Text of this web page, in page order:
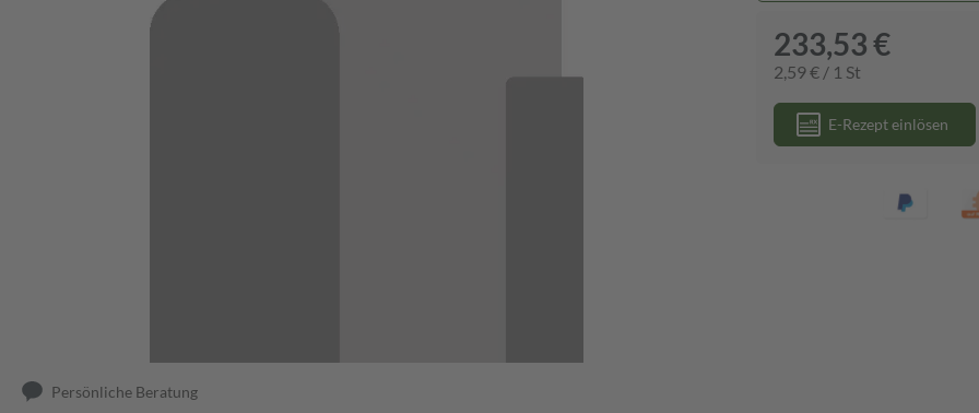
Persönliche Beratung
233,53 €
2,59 € / 1 St
E-Rezept einlösen